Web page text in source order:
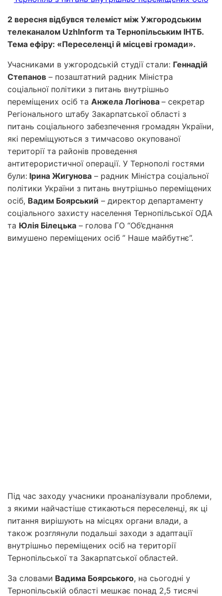
2 вересня відбувся телеміст між Ужгородським
телеканалом UzhІnform та Тернопільським ІНТБ.
Тема ефіру: «Переселенці й місцеві громади».
Учасниками в ужгородській студії стали: Геннадій
Степанов – позаштатний радник Міністра
соціальної політики з питань внутрішньо
переміщених осіб та Анжела Логінова – секретар
Регіонального штабу Закарпатської області з
питань соціального забезпечення громадян України,
які переміщуються з тимчасово окупованої
території та районів проведення
антитерористичної операції. У Тернополі гостями
були: Ірина Жигунова – радник Міністра соціальної
політики України з питань внутрішньо переміщених
осіб, Вадим Боярський – директор департаменту
соціального захисту населення Тернопільської ОДА
та Юлія Білецька – голова ГО “Об’єднання
вимушено переміщених осіб ” Наше майбутнє”.
Під час заходу учасники проаналізували проблеми,
з якими найчастіше стикаються переселенці, як ці
питання вирішують на місцях органи влади, а
також розглянули подальші заходи з адаптації
внутрішньо переміщених осіб на території
Тернопільської та Закарпатської областей.
За словами Вадима Боярського, на сьогодні у
Тернопільській області мешкає понад 2,5 тисячі